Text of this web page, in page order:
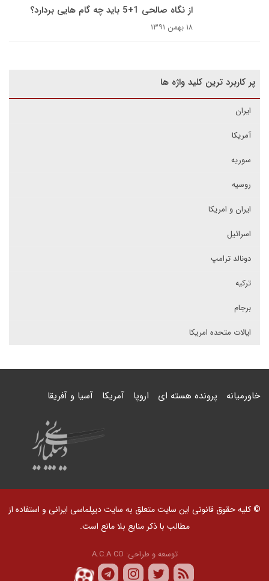
از نگاه صالحی 1+5 باید چه گام هایی بردارد؟
۱۸ بهمن ۱۳۹۱
پر کاربرد ترین کلید واژه ها
ایران
آمریکا
سوریه
روسیه
ایران و امریکا
اسرائیل
دونالد ترامپ
ترکیه
برجام
ایالات متحده امریکا
خاورمیانه پرونده هسته ای اروپا آمریکا آسیا و آفریقا
© کلیه حقوق قانونی این سایت متعلق به سایت دیپلماسی ایرانی و استفاده از
مطالب با ذکر منابع بلا مانع است.
توسعه و طراحی: A.C.A CO